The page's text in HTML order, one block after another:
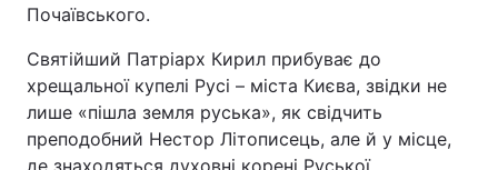
Почаївського.
Святійший Патріарх Кирил прибуває до
хрещальної купелі Русі – міста Києва, звідки не
лише «пішла земля руська», як свідчить
преподобний Нестор Літописець, але й у місце,
де знаходяться духовні корені Руської